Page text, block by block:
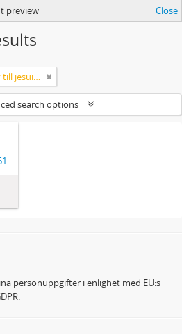
preview Close
Drottning Kristinas första brev till jesuitgeneralen 1651
search options
personuppgifter i enlighet med EU:s